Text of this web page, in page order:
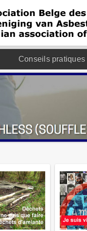
Conseils pratiques